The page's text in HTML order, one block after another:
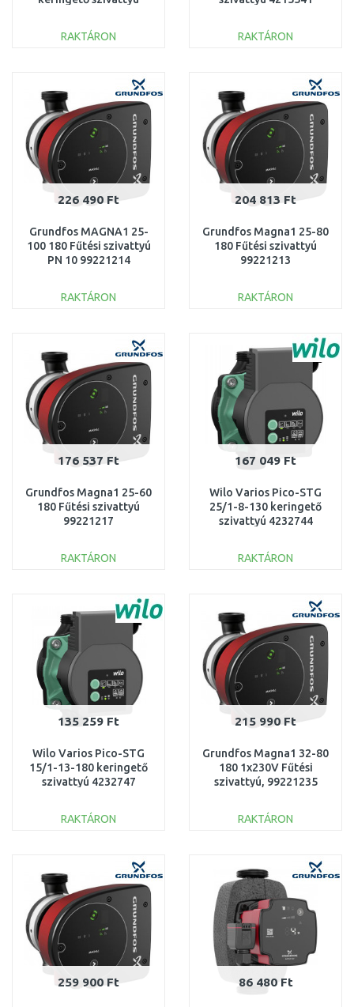
RAKTÁRON
RAKTÁRON
226 490 Ft
Grundfos MAGNA1 25-
100 180 Fűtési szivattyú
PN 10 99221214
RAKTÁRON
204 813 Ft
Grundfos Magna1 25-80
180 Fűtési szivattyú
99221213
RAKTÁRON
Összehasonlítás
176 537 Ft
Grundfos Magna1 25-60
180 Fűtési szivattyú
99221217
RAKTÁRON
Összehasonlítás
167 049 Ft
Wilo Varios Pico-STG
25/1-8-130 keringető
szivattyú 4232744
RAKTÁRON
135 259 Ft
Wilo Varios Pico-STG
15/1-13-180 keringető
szivattyú 4232747
RAKTÁRON
215 990 Ft
Grundfos Magna1 32-80
180 1x230V Fűtési
szivattyú, 99221235
RAKTÁRON
Összehasonlítás
259 900 Ft 86 480 Ft